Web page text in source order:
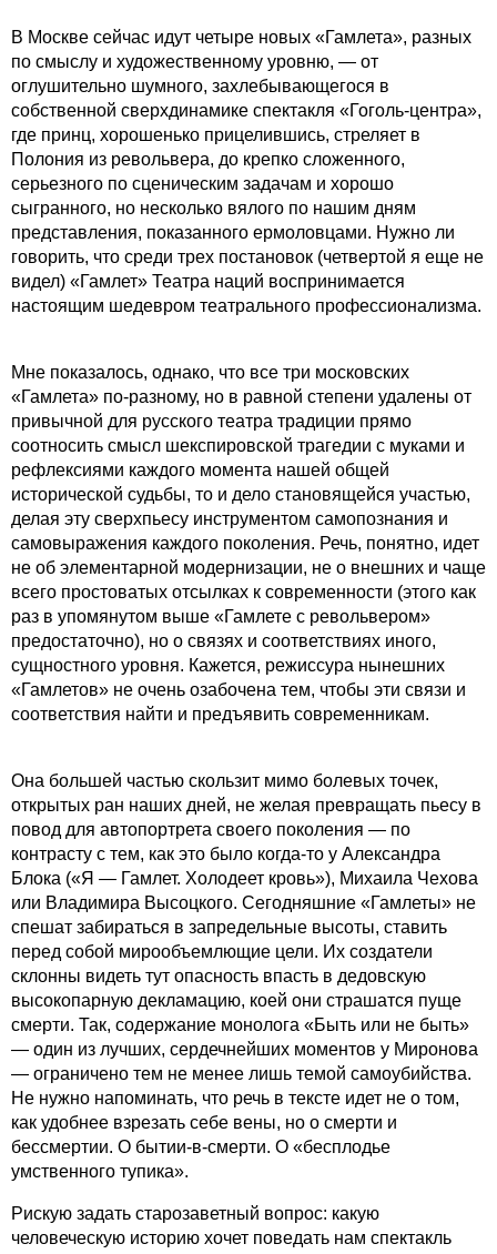
В Москве сейчас идут четыре новых «Гамлета», разных
по смыслу и художественному уровню, — от
оглушительно шумного, захлебывающегося в
собственной сверхдинамике спектакля «Гоголь-центра»,
где принц, хорошенько прицелившись, стреляет в
Полония из револьвера, до крепко сложенного,
серьезного по сценическим задачам и хорошо
сыгранного, но несколько вялого по нашим дням
представления, показанного ермоловцами. Нужно ли
говорить, что среди трех постановок (четвертой я еще не
видел) «Гамлет» Театра наций воспринимается
настоящим шедевром театрального профессионализма.
Мне показалось, однако, что все три московских
«Гамлета» по-разному, но в равной степени удалены от
привычной для русского театра традиции прямо
соотносить смысл шекспировской трагедии с муками и
рефлексиями каждого момента нашей общей
исторической судьбы, то и дело становящейся участью,
делая эту сверхпьесу инструментом самопознания и
самовыражения каждого поколения. Речь, понятно, идет
не об элементарной модернизации, не о внешних и чаще
всего простоватых отсылках к современности (этого как
раз в упомянутом выше «Гамлете с револьвером»
предостаточно), но о связях и соответствиях иного,
сущностного уровня. Кажется, режиссура нынешних
«Гамлетов» не очень озабочена тем, чтобы эти связи и
соответствия найти и предъявить современникам.
Она большей частью скользит мимо болевых точек,
открытых ран наших дней, не желая превращать пьесу в
повод для автопортрета своего поколения — по
контрасту с тем, как это было когда-то у Александра
Блока («Я — Гамлет. Холодеет кровь»), Михаила Чехова
или Владимира Высоцкого. Сегодняшние «Гамлеты» не
спешат забираться в запредельные высоты, ставить
перед собой мирообъемлющие цели. Их создатели
склонны видеть тут опасность впасть в дедовскую
высокопарную декламацию, коей они страшатся пуще
смерти. Так, содержание монолога «Быть или не быть»
— один из лучших, сердечнейших моментов у Миронова
— ограничено тем не менее лишь темой самоубийства.
Не нужно напоминать, что речь в тексте идет не о том,
как удобнее взрезать себе вены, но о смерти и
бессмертии. О бытии-в-смерти. О «бесплодье
умственного тупика».
Рискую задать старозаветный вопрос: какую
человеческую историю хочет поведать нам спектакль